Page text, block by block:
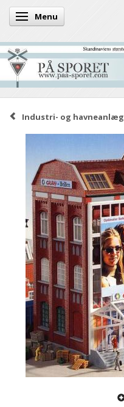
Skifte navigation
Menu
Industri- og havneanlæg